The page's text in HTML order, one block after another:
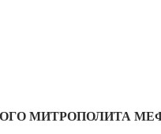
МИТРОПОЛИТА